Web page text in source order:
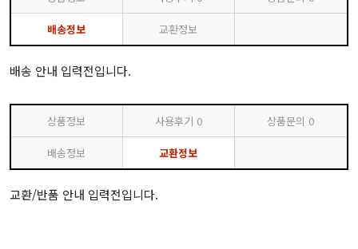
배송정보 교환정보
배송 안내 입력전입니다.
상품정보 사용후기 0 상품문의 0
배송정보 교환정보
교환/반품 안내 입력전입니다.